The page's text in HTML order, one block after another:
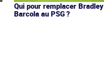
Qui pour remplacer Bradley
Barcola au PSG ?